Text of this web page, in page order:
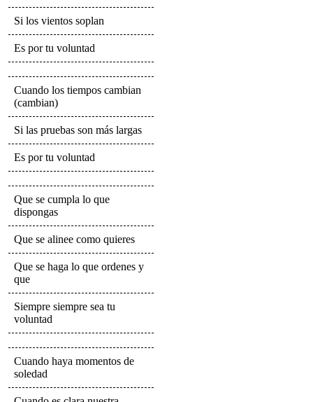
Si los vientos soplan
Es por tu voluntad
Cuando los tiempos cambian
(cambian)
Si las pruebas son más largas
Es por tu voluntad
Que se cumpla lo que
dispongas
Que se alinee como quieres
Que se haga lo que ordenes y
que
Siempre siempre sea tu
voluntad
Cuando haya momentos de
soledad